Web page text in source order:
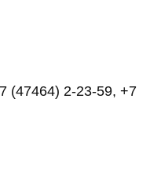
(47464) 2-23-59, +7